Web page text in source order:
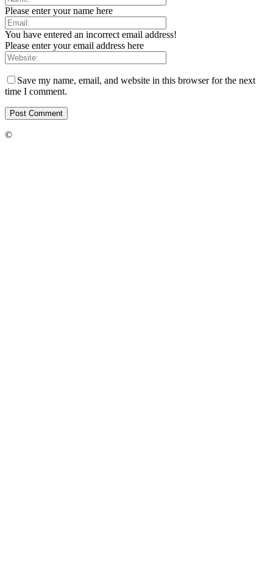
Please enter your name here
You have entered an incorrect email address!
Please enter your email address here
Save my name, email, and website in this browser for the next
time I comment.
©